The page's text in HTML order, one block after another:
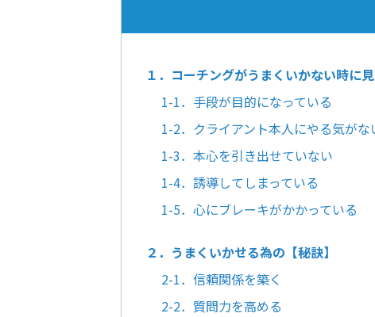
１．コーチングがうまくいかない時に
1-1．手段が目的になっている
1-2．クライアント本人にやる気がな
1-3．本心を引き出せていない
1-4．誘導してしまっている
1-5．心にブレーキがかかっている
２．うまくいかせる為の【秘訣】
2-1．信頼関係を築く
2-2．質問力を高める